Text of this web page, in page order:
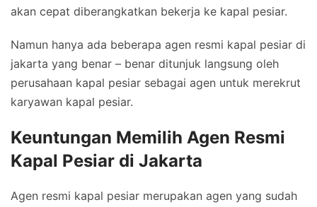
akan cepat diberangkatkan bekerja ke kapal pesiar.
Namun hanya ada beberapa agen resmi kapal pesiar di
jakarta yang benar – benar ditunjuk langsung oleh
perusahaan kapal pesiar sebagai agen untuk merekrut
karyawan kapal pesiar.
Keuntungan Memilih Agen Resmi
Kapal Pesiar di Jakarta
Agen resmi kapal pesiar merupakan agen yang sudah